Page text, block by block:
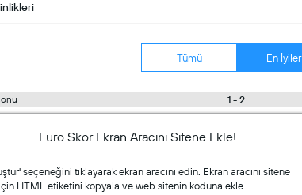
Tümü En İyiler
1 - 2
42'
Euro Skor Ekran Aracını Sitene Ekle!
seçeneğini tıklayarak ekran aracını edin. Ekran aracını sitene
HTML etiketini kopyala ve web sitenin koduna ekle.